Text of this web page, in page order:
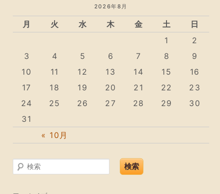
2026年8月
月 火 水 木 金 土 日
« 10月
1
2
3
4 5 6 7 8
9
10
11 12 13 14 15
16
17
18 19 20 21 22
23
24
25 26 27 28 29
30
31
検索